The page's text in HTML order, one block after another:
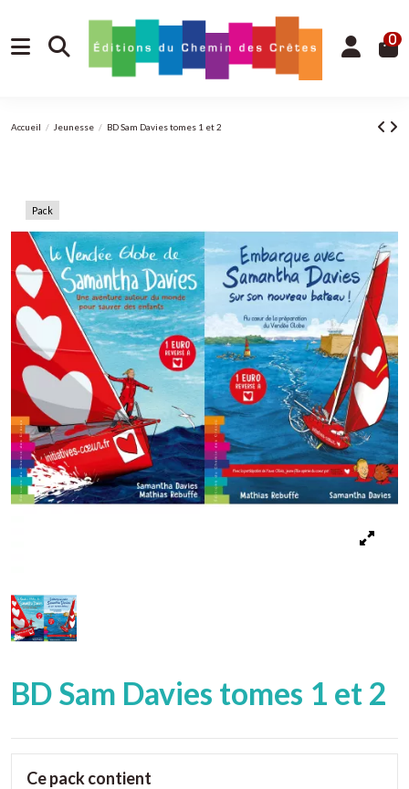
0
Accueil Jeunesse BD Sam Davies tomes 1 et 2
Pack
BD Sam Davies tomes 1 et 2
Ce pack contient